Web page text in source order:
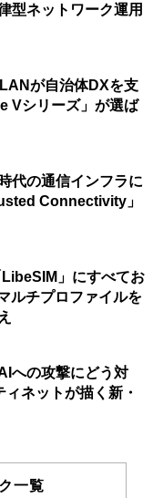
型ネットワーク運用
が自治体DXを支
Vシリーズ」が選ば
代の通信インフラに
Connectivity」
」にすべてお
ルチプロファイルを
への攻撃にどう対
ネットが描く新・
一覧